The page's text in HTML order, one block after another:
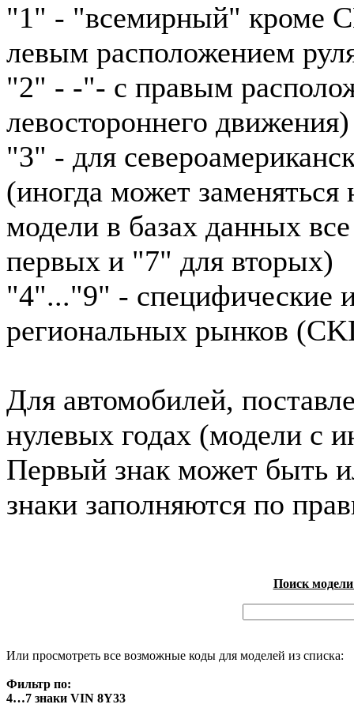
"1" - "всемирный" кроме
левым расположением
"2" - -"- с правым
левостороннего движения)
"3" - для
(иногда может
модели в базах данных
первых и "7" для вторых)
"4"..."9" - специфические
региональных рынков
Для автомобилей,
нулевых годах (модели с
Первый знак может быть
знаки заполняются по
Поиск
Или просмотреть все возможные коды для моделей из списка:
Фильтр по:
4…7 знаки VIN 8Y33